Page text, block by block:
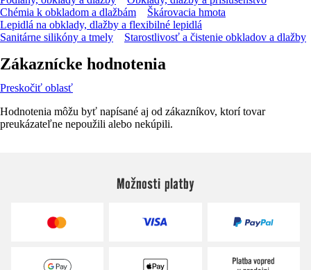
Chémia k obkladom a dlažbám
Škárovacia hmota
Lepidlá na obklady, dlažby a flexibilné lepidlá
Sanitárne silikóny a tmely
Starostlivosť a čistenie obkladov a dlažby
Zákaznícke hodnotenia
Preskočiť oblasť
Hodnotenia môžu byť napísané aj od zákazníkov, ktorí tovar
preukázateľne nepoužili alebo nekúpili.
Možnosti platby